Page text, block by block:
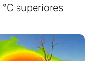
superiores